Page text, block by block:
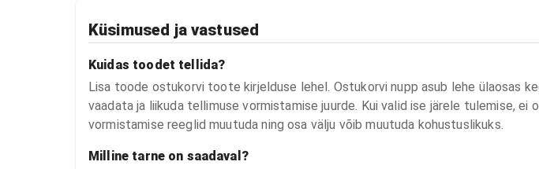
Küsimused ja vastused
Kuidas toodet tellida?
Lisa toode ostukorvi toote kirjelduse lehel. Ostukorvi nupp asub lehe ülaosas
vaadata ja liikuda tellimuse vormistamise juurde. Kui valid ise järele tulemise,
vormistamise reeglid muutuda ning osa välju võib muutuda kohustuslikuks.
Milline tarne on saadaval?